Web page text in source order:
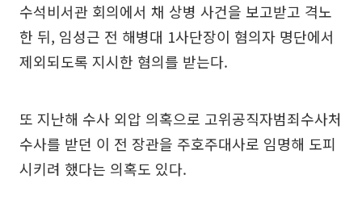
수석비서관 회의에서 채 상병 사건을 보고받고 격노
한 뒤, 임성근 전 해병대 1사단장이 혐의자 명단에서
제외되도록 지시한 혐의를 받는다.
또 지난해 수사 외압 의혹으로 고위공직자범죄수사처
수사를 받던 이 전 장관을 주호주대사로 임명해 도피
시키려 했다는 의혹도 있다.